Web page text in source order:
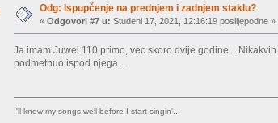
Odg: Ispupčenje na prednjem i zadnjem staklu?
«Odgovori #7 u: Studeni 17, 2021, 12:16:19 poslijepodne »
Ja imam Juwel 110 primo, vec skoro dvije godine...
podmetnuo ispod njega...
I'll know my songs well before I start singin'...